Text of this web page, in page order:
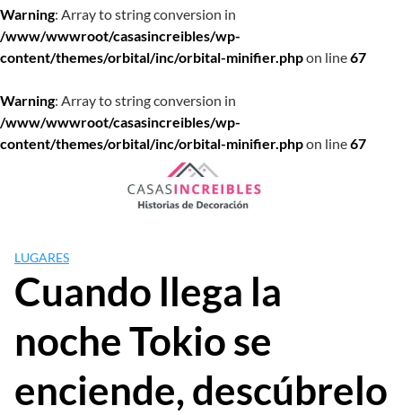
Warning: Array to string conversion in
/www/wwwroot/casasincreibles/wp-
content/themes/orbital/inc/orbital-minifier.phpon line67
Warning: Array to string conversion in
/www/wwwroot/casasincreibles/wp-
content/themes/orbital/inc/orbital-minifier.phpon line67
LUGARES
Cuando llega la
noche Tokio se
enciende, descúbrelo